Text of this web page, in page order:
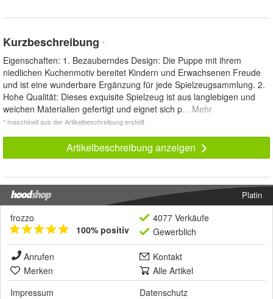
Kurzbeschreibung *
Eigenschaften: 1. Bezauberndes Design: Die Puppe mit ihrem
niedlichen Kuchenmotiv bereitet Kindern und Erwachsenen Freude
und ist eine wunderbare Ergänzung für jede Spielzeugsammlung. 2.
Hohe Qualität: Dieses exquisite Spielzeug ist aus langlebigen und
weichen Materialien gefertigt und eignet sich p... Mehr
* maschinell aus der Artikelbeschreibung erstellt
Artikelbeschreibung anzeigen
Platin
frozzo
100% positiv
4077 Verkäufe
Gewerblich
Anrufen
Kontakt
Merken
Alle Artikel
Impressum
Datenschutz